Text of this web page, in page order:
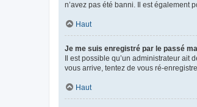
n’avez pas été banni. Il est également
Haut
Je me suis enregistré par le passé
Il est possible qu’un administrateur
vous arrive, tentez de vous ré-
Haut